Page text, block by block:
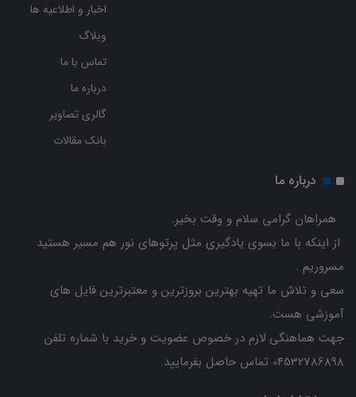
اخبار و اطلاعیه ها
وبلاگ
تماس با ما
درباره ما
گالری تصاویر
بانک مقالات
درباره ما
همراهان گرامی سلام و وقت بخیر.
از اینکه با ما بسوی یادگیری مثل پرتوهای نور هم مسیر هستید
مسروریم .
سعی و تلاش ما تهیه بهترین بروزترین و معتبرترین فایل های
آموزشی هست.
جهت هماهنگی لازم در خصوص عضویت و خرید با شماره تلفن
04532786898 تماس حاصل بفرمایید.